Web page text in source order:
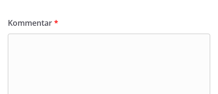
Kommentar*